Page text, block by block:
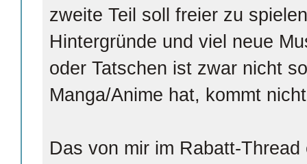
zweite Teil soll freier zu
Hintergründe und viel neue
oder Tatschen ist zwar nicht
Manga/Anime hat, kommt
Das von mir im Rabatt-